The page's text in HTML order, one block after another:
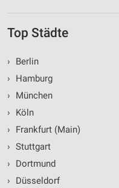
Top Städte
›
Berlin
›
Hamburg
›
München
›
Köln
›
Frankfurt (Main)
› Stuttgart
›
Dortmund
›
Düsseldorf